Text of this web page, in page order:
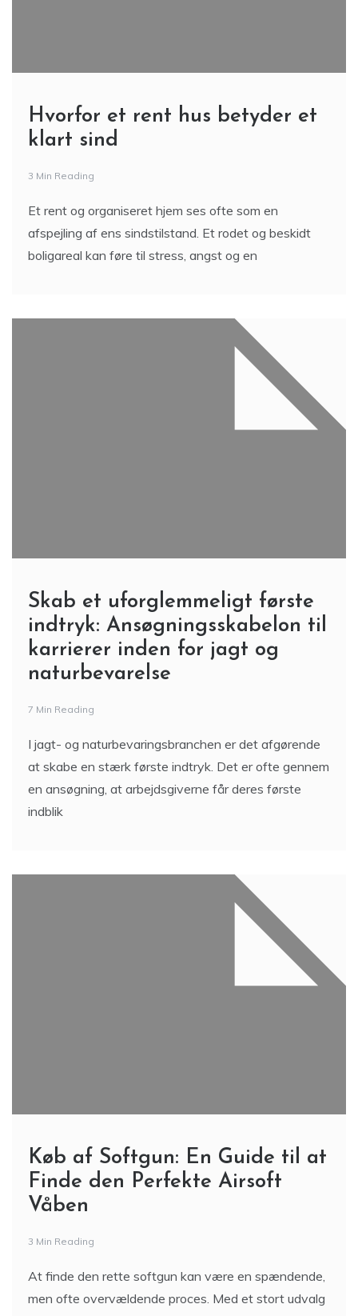
Hvorfor et rent hus betyder et
klart sind
3 Min Reading
Et rent og organiseret hjem ses ofte som en
afspejling af ens sindstilstand. Et rodet og beskidt
boligareal kan føre til stress, angst og en
Skab et uforglemmeligt første
indtryk: Ansøgningsskabelon til
karrierer inden for jagt og
naturbevarelse
7 Min Reading
I jagt- og naturbevaringsbranchen er det afgørende
at skabe en stærk første indtryk. Det er ofte gennem
en ansøgning, at arbejdsgiverne får deres første
indblik
Køb af Softgun: En Guide til at
Finde den Perfekte Airsoft
Våben
3 Min Reading
At finde den rette softgun kan være en spændende,
men ofte overvældende proces. Med et stort udvalg